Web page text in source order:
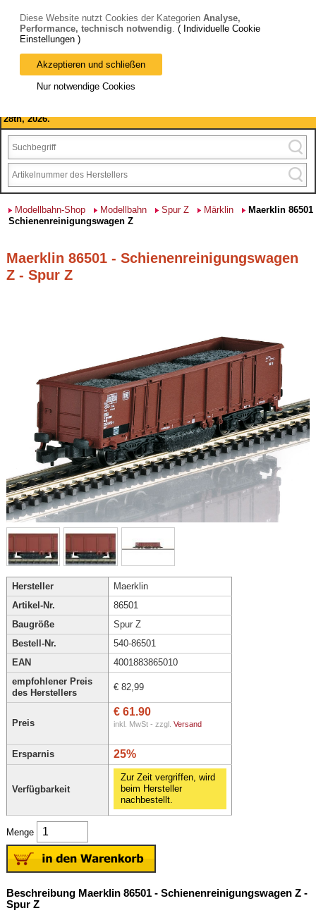
Bitte beachten Sie: wir machen Betriebsferien, vom 03. bis 28.
August 2026 haben wir geschlossen.
28th, 2026.
Modellbahn-Shop Modellbahn Spur Z Märklin
Maerklin 86501
Schienenreinigungswagen Z
Maerklin 86501 - Schienenreinigungswagen
Z - Spur Z
Hersteller
Maerklin
Artikel-Nr.
86501
Baugröße
Spur Z
Bestell-Nr.
540-86501
EAN
4001883865010
empfohlener Preis
des Herstellers
€ 82,99
Preis
€ 61.90
inkl. MwSt - zzgl. Versand
Ersparnis 25%
Verfügbarkeit
Zur Zeit vergriffen, wird
beim Hersteller
nachbestellt.
Menge
Beschreibung Maerklin 86501 - Schienenreinigungswagen Z -
Spur Z
Diese Website nutzt Cookies der Kategorien Analyse,
Performance, technisch notwendig. ( Individuelle Cookie
Einstellungen )
Akzeptieren und schließen
Nur notwendige Cookies